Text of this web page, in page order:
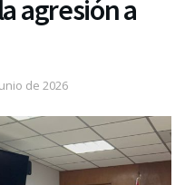
agresión a
de 2026